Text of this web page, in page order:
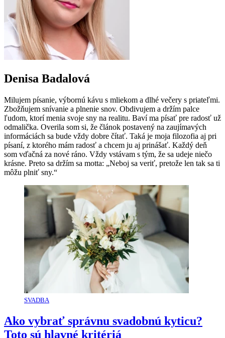
Denisa Badalová
Milujem písanie, výbornú kávu s mliekom a dlhé večery s priateľmi.
Zbožňujem snívanie a plnenie snov. Obdivujem a držím palce
ľudom, ktorí menia svoje sny na realitu. Baví ma písať pre radosť už
odmalička. Overila som si, že článok postavený na zaujímavých
informáciách sa bude vždy dobre čítať. Taká je moja filozofia aj pri
písaní, z ktorého mám radosť a chcem ju aj prinášať. Každý deň
som vďačná za nové ráno. Vždy vstávam s tým, že sa udeje niečo
krásne. Preto sa držím sa motta: „Neboj sa veriť, pretože len tak sa ti
môžu plniť sny.“
SVADBA
Ako vybrať správnu svadobnú kyticu?
Toto sú hlavné kritériá